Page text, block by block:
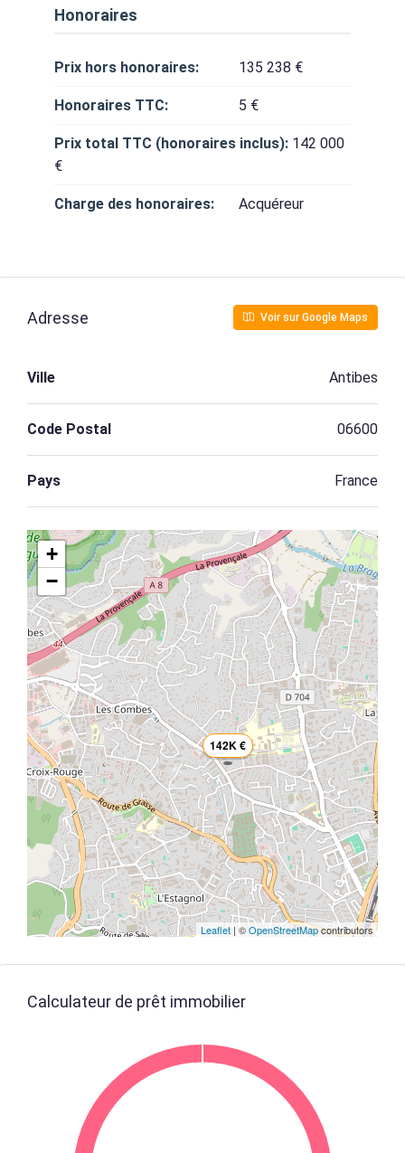
Honoraires
Prix hors honoraires: 135 238 €
Honoraires TTC: 5 €
Prix total TTC (honoraires inclus): 142 000
€
Charge des honoraires: Acquéreur
Adresse Voir sur Google Maps
Ville Antibes
Code Postal 06600
Pays France
142K €
+
−
Leaflet | ©OpenStreetMapcontributors
Calculateur de prêt immobilier